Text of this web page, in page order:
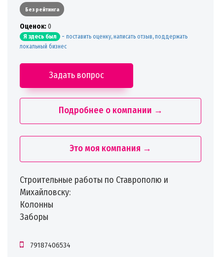
Без рейтинга
Oценок:0
Я здесь был - поставить оценку, написать отзыв, поддержать
локальный бизнес
Задать вопрос
Подробнее о компании →
Это моя компания →
Строительные работы по Ставрополю и
Михайловску:
Колонны
Заборы
79187406534